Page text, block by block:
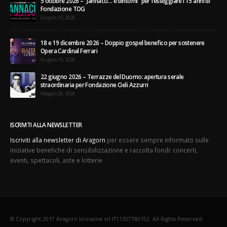
Fondazione TOG
Giugno 15, 2026
18 e 19 dicembre 2026 – Doppio gospel benefico per sostenere
Opera Cardinal Ferrari
Giugno 15, 2026
22 giugno 2026 – Terrazze del Duomo: apertura serale
straordinaria per Fondazione Cieli Azzurri
Maggio 28, 2026
ISCRIVITI ALLA NEWSLETTER
Iscriviti alla newsletter di Aragorn per essere sempre informato sulle
iniziative benefiche di sensibilizzazione e raccolta fondi: concerti,
eventi, spettacoli, aste e lotterie
© Copyright 2017 Aragorn Iniziative srl IT11307780152. All Rights Reserved.